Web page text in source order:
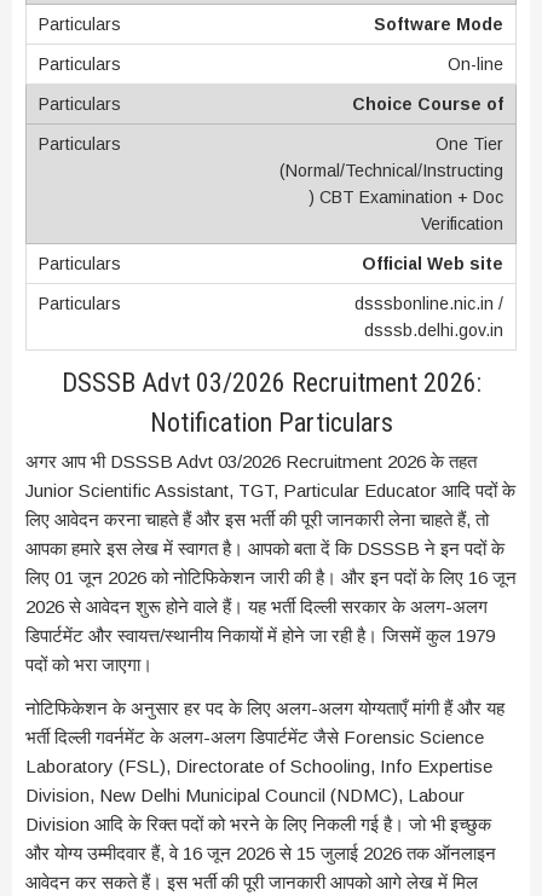
Software Mode
On-line
Choice Course of
One Tier
(Normal/Technical/Instructing
) CBT Examination + Doc
Verification
Official Web site
dsssbonline.nic.in /
dsssb.delhi.gov.in
DSSSB Advt 03/2026 Recruitment 2026:
Notification Particulars
अगर आप भी DSSSB Advt 03/2026 Recruitment 2026 के तहत
Junior Scientific Assistant, TGT, Particular Educator आदि पदों के
लिए आवेदन करना चाहते हैं और इस भर्ती की पूरी जानकारी लेना चाहते हैं, तो
आपका हमारे इस लेख में स्वागत है। आपको बता दें कि DSSSB ने इन पदों के
लिए 01 जून 2026 को नोटिफिकेशन जारी की है। और इन पदों के लिए 16 जून
2026 से आवेदन शुरू होने वाले हैं। यह भर्ती दिल्ली सरकार के अलग-अलग
डिपार्टमेंट और स्वायत्त/स्थानीय निकायों में होने जा रही है। जिसमें कुल 1979
पदों को भरा जाएगा।
नोटिफिकेशन के अनुसार हर पद के लिए अलग-अलग योग्यताएँ मांगी हैं और यह
भर्ती दिल्ली गवर्नमेंट के अलग-अलग डिपार्टमेंट जैसे Forensic Science
Laboratory (FSL), Directorate of Schooling, Info Expertise
Division, New Delhi Municipal Council (NDMC), Labour
Division आदि के रिक्त पदों को भरने के लिए निकली गई है। जो भी इच्छुक
और योग्य उम्मीदवार हैं, वे 16 जून 2026 से 15 जुलाई 2026 तक ऑनलाइन
आवेदन कर सकते हैं। इस भर्ती की पूरी जानकारी आपको आगे लेख में मिल